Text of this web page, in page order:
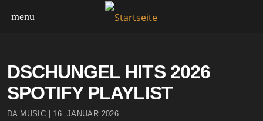
menu
DSCHUNGEL HITS 2026
SPOTIFY PLAYLIST
DA MUSIC | 16. JANUAR 2026